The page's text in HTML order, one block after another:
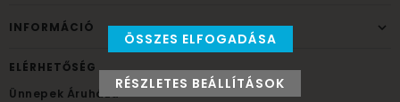
INFORMÁCIÓ
ELÉRHETŐSÉG
Ünnepek Áruháza
ÖSSZES ELFOGADÁSA
RÉSZLETES BEÁLLÍTÁSOK